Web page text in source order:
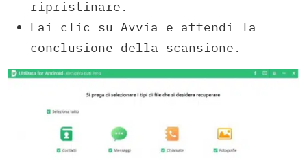
ripristinare.
Fai clic su Avvia e attendi la
conclusione della scansione.